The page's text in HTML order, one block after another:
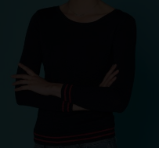
TAILLES DISPONIBLES